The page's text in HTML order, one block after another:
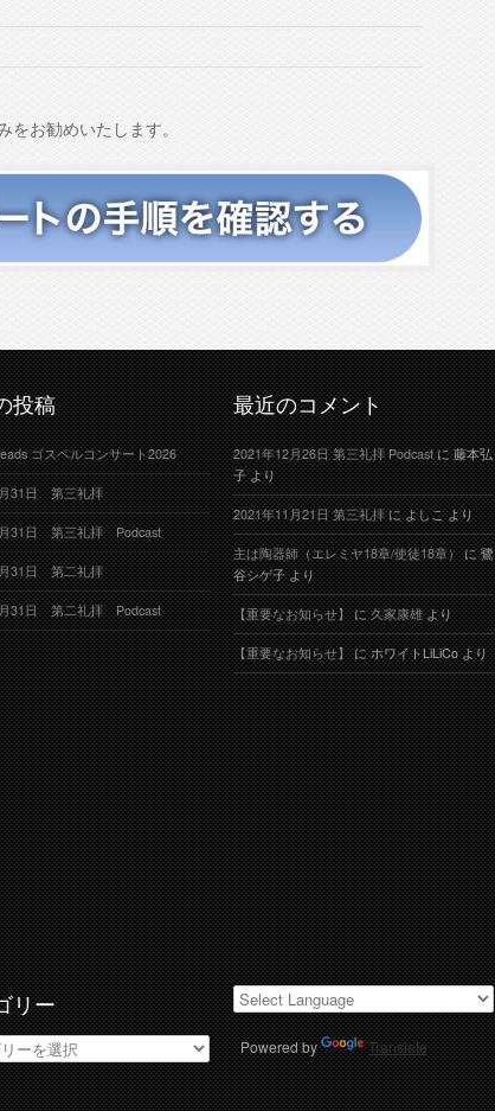
お勧めいたします。
投稿
ゴスペルコンサート2026
月31日 第三礼拝
31日 第三礼拝 Podcast
月31日 第二礼拝
31日 第二礼拝 Podcast
最近のコメント
2021年12月26日 第三礼拝 Podcastに藤本弘
子より
2021年11月21日 第三礼拝によしこより
主は陶器師（エレミヤ18章/使徒18章）に鷺
谷シゲ子より
【重要なお知らせ】に久家康雄より
【重要なお知らせ】にホワイトLiLiCoより
リー
Powered by Translate